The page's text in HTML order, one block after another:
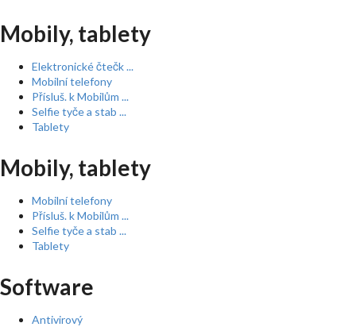
Mobily, tablety
Elektronické čtečk ...
Mobilní telefony
Přísluš. k Mobilům ...
Selfie tyče a stab ...
Tablety
Mobily, tablety
Mobilní telefony
Přísluš. k Mobilům ...
Selfie tyče a stab ...
Tablety
Software
Antivirový